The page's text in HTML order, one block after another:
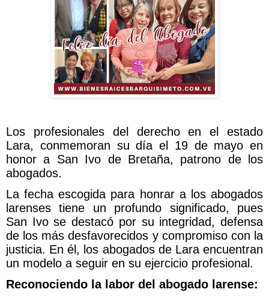
Los profesionales del derecho en el estado
Lara, conmemoran su día el 19 de mayo en
honor a San Ivo de Bretaña, patrono de los
abogados.
La fecha escogida para honrar a los abogados
larenses tiene un profundo significado, pues
San Ivo se destacó por su integridad, defensa
de los más desfavorecidos y compromiso con la
justicia. En él, los abogados de Lara encuentran
un modelo a seguir en su ejercicio profesional.
Reconociendo la labor del abogado larense: